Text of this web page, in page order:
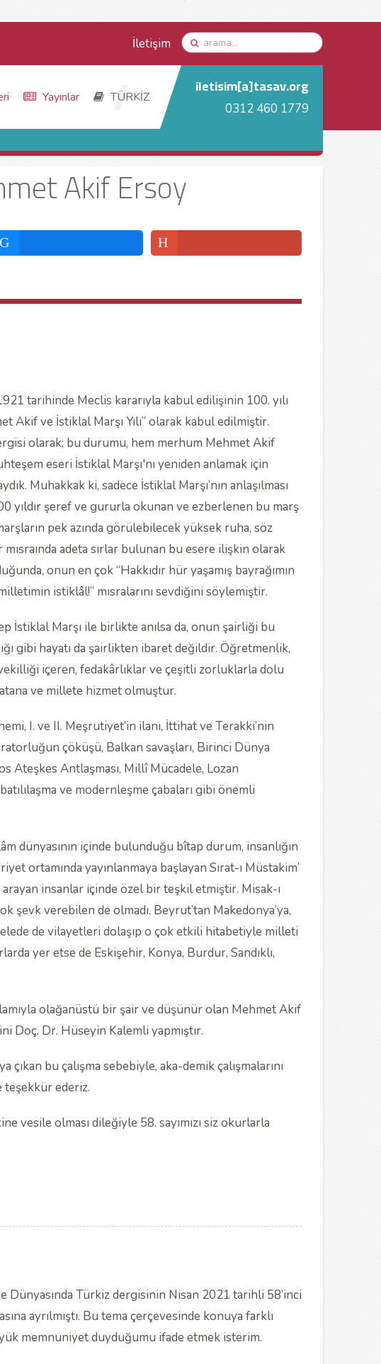
İletişim
Yayınlar TÜRKİZ iletisim[a]tasav.org
0312 460 1779
Akif Ersoy
tarihinde Meclis kararıyla kabul edilişinin 100. yılı
Akif ve İstiklal Marşı Yılı” olarak kabul edilmiştir.
olarak; bu durumu, hem merhum Mehmet Akif
eseri İstiklal Marşı'nı yeniden anlamak için
Muhakkak ki, sadece İstiklal Marşı’nın anlaşılması
yıldır şeref ve gururla okunan ve ezberlenen bu marş
pek azında görülebilecek yüksek ruha, söz
adeta sırlar bulunan bu esere ilişkin olarak
onun en çok “Hakkıdır hür yaşamış bayrağımın
istiklâl!” mısralarını sevdiğini söylemiştir.
İstiklal Marşı ile birlikte anılsa da, onun şairliği bu
gibi hayatı da şairlikten ibaret değildir. Öğretmenlik,
içeren, fedakârlıklar ve çeşitli zorluklarla dolu
ve millete hizmet olmuştur.
I. ve II. Meşrutiyet’in ilanı, İttihat ve Terakki’nin
çöküşü, Balkan savaşları, Birinci Dünya
Ateşkes Antlaşması, Millî Mücadele, Lozan
ve modernleşme çabaları gibi önemli
dünyasının içinde bulunduğu bîtap durum, insanlığın
ortamında yayınlanmaya başlayan Sırat-ı Müstakim’
insanlar içinde özel bir teşkil etmiştir. Misak-ı
şevk verebilen de olmadı. Beyrut’tan Makedonya’ya,
de vilayetleri dolaşıp o çok etkili hitabetiyle milleti
yer etse de Eskişehir, Konya, Burdur, Sandıklı,
olağanüstü bir şair ve düşünür olan Mehmet Akif
Doç. Dr. Hüseyin Kalemli yapmıştır.
bu çalışma sebebiyle, aka-demik çalışmalarını
teşekkür ederiz.
vesile olması dileğiyle 58. sayımızı siz okurlarla
Dünyasında Türkiz dergisinin Nisan 2021 tarihli 58’inci
ayrılmıştı. Bu tema çerçevesinde konuya farklı
memnuniyet duyduğumu ifade etmek isterim.